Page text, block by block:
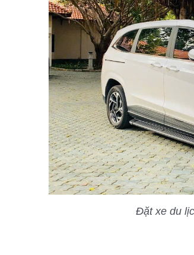
Đặt xe du